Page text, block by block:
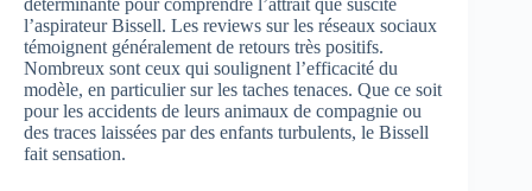
l’aspirateur Bissell. Les reviews sur les réseaux sociaux
témoignent généralement de retours très positifs.
Nombreux sont ceux qui soulignent l’efficacité du
modèle, en particulier sur les taches tenaces. Que ce soit
pour les accidents de leurs animaux de compagnie ou
des traces laissées par des enfants turbulents, le Bissell
fait sensation.